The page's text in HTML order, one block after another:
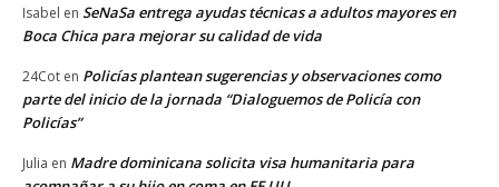
Isabel en SeNaSa entrega ayudas técnicas a adultos mayores en
Boca Chica para mejorar su calidad de vida
24Cot en Policías plantean sugerencias y observaciones como
parte del inicio de la jornada “Dialoguemos de Policía con
Policías”
Julia en Madre dominicana solicita visa humanitaria para